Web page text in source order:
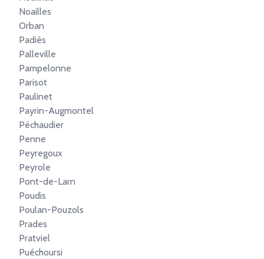
Noailles
Orban
Padiès
Palleville
Pampelonne
Parisot
Paulinet
Payrin-Augmontel
Péchaudier
Penne
Peyregoux
Peyrole
Pont-de-Larn
Poudis
Poulan-Pouzols
Prades
Pratviel
Puéchoursi